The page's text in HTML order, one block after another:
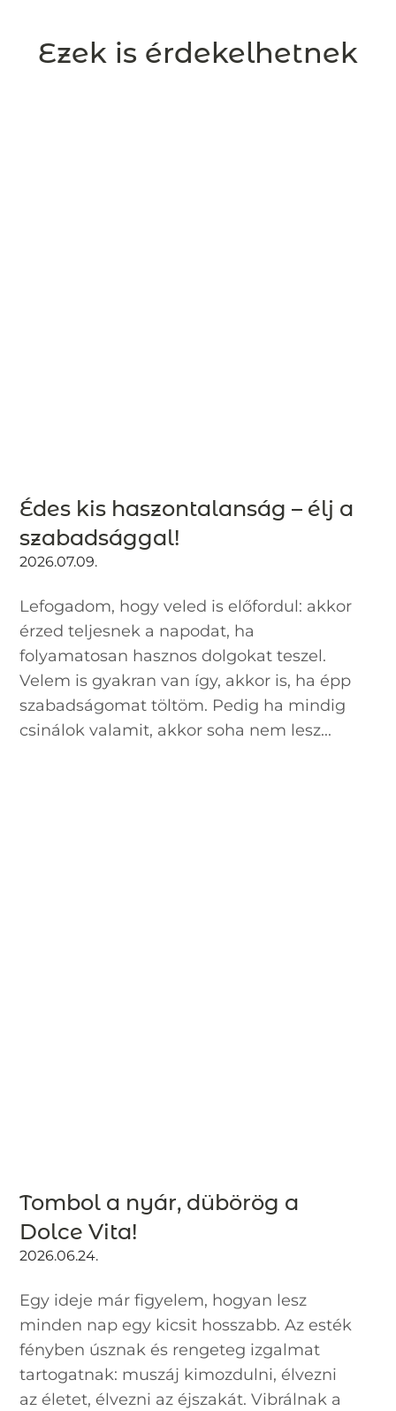
Ezek is érdekelhetnek
Édes kis haszontalanság – élj a
szabadsággal!
2026.07.09.
Lefogadom, hogy veled is előfordul: akkor
érzed teljesnek a napodat, ha
folyamatosan hasznos dolgokat teszel.
Velem is gyakran van így, akkor is, ha épp
szabadságomat töltöm. Pedig ha mindig
csinálok valamit, akkor soha nem lesz...
Tombol a nyár, dübörög a
Dolce Vita!
2026.06.24.
Egy ideje már figyelem, hogyan lesz
minden nap egy kicsit hosszabb. Az esték
fényben úsznak és rengeteg izgalmat
tartogatnak: muszáj kimozdulni, élvezni
az életet, élvezni az éjszakát. Vibrálnak a